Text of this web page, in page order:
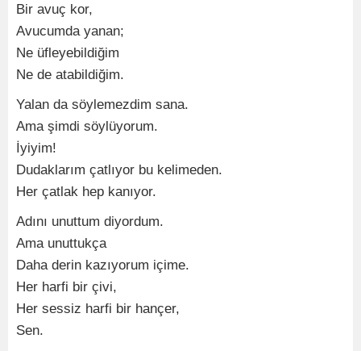
Bir avuç kor,
Avucumda yanan;
Ne üfleyebildiğim
Ne de atabildiğim.
Yalan da söylemezdim sana.
Ama şimdi söylüyorum.
İyiyim!
Dudaklarım çatlıyor bu kelimeden.
Her çatlak hep kanıyor.
Adını unuttum diyordum.
Ama unuttukça
Daha derin kazıyorum içime.
Her harfi bir çivi,
Her sessiz harfi bir hançer,
Sen.